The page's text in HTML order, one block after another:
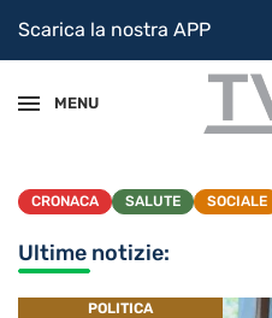
Scarica la nostra APP
MENU
CRONACA SALUTE SOCIALE
Ultime notizie:
POLITICA